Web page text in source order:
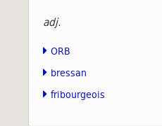
adj.
ORB
bressan
fribourgeois